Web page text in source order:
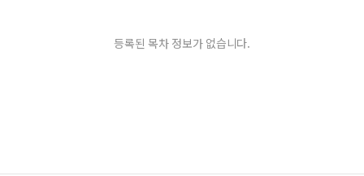
등록된 목차 정보가 없습니다.